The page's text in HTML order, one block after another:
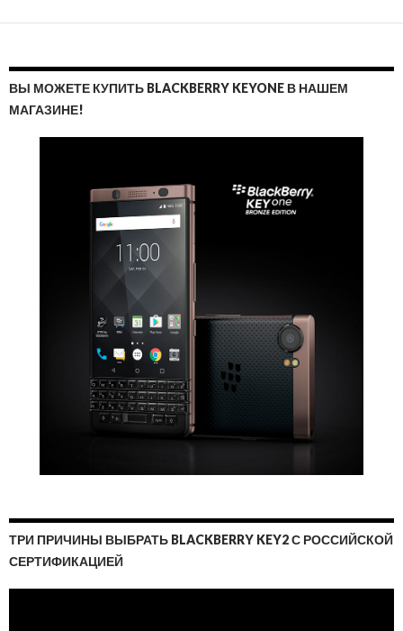
ВЫ МОЖЕТЕ КУПИТЬ BLACKBERRY KEYONE В НАШЕМ
МАГАЗИНЕ!
ТРИ ПРИЧИНЫ ВЫБРАТЬ BLACKBERRY KEY2 С РОССИЙСКОЙ
СЕРТИФИКАЦИЕЙ